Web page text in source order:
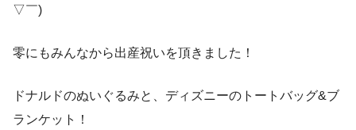
▽￣)
零にもみんなから出産祝いを頂きました！
ドナルドのぬいぐるみと、ディズニーのトートバッグ&ブ
ランケット！